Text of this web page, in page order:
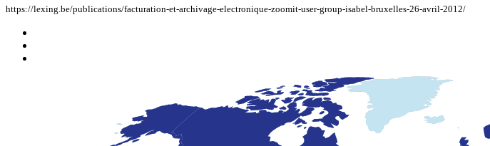
https://lexing.be/publications/facturation-et-archivage-electronique-zoomit-user-group-isabel-bruxelles-26-avril-2012/